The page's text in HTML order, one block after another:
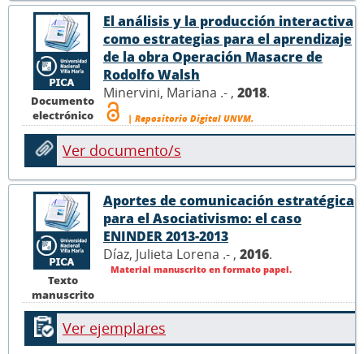
Documento
electrónico
El análisis y la producción interactiva
como estrategias para el aprendizaje
de la obra Operación Masacre de
Rodolfo Walsh
Minervini, Mariana .- , 2018.
| Repositorio Digital UNVM.
Ver documento/s
Texto
manuscrito
Aportes de comunicación estratégica
para el Asociativismo: el caso
ENINDER 2013-2013
Díaz, Julieta Lorena .- , 2016.
Material manuscrito en formato papel.
Ver ejemplares